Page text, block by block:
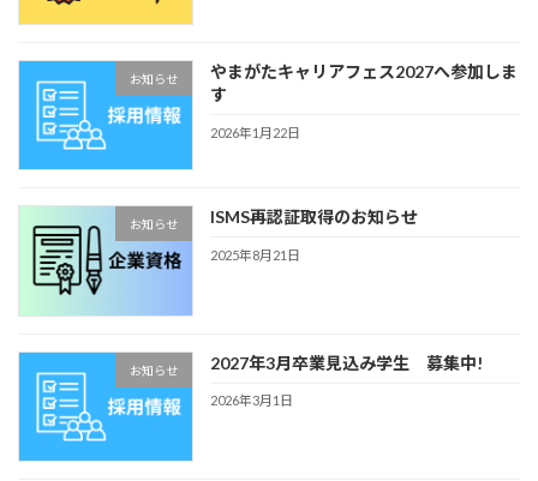
お知らせ
やまがたキャリアフェス2027へ参加しま
す
2026年1月22日
お知らせ ISMS再認証取得のお知らせ
2025年8月21日
お知らせ 2027年3月卒業見込み学生 募集中!
2026年3月1日